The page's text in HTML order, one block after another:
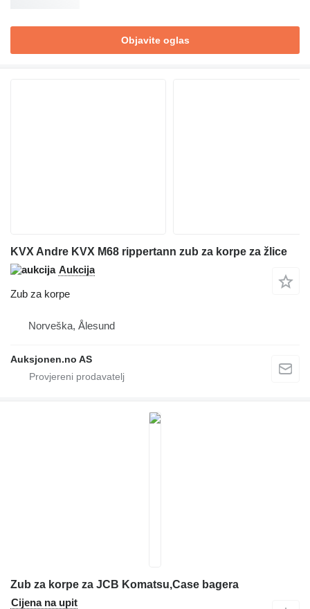
Objavite oglas
KVX Andre KVX M68 rippertann zub za korpe za žlice
Aukcija
Zub za korpe
Norveška, Ålesund
Auksjonen.no AS
Zub za korpe za JCB Komatsu,Case bagera
Cijena na upit